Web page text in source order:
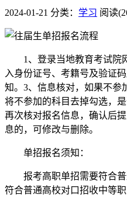
2024-01-21 分类： 学习 阅读
1、登录当地教育考试院
入身份证号、考籍号及验证
知。3、信息核对，如果不参
将不参加的科目去掉勾选，
再次核对报名信息，确认后
息的，可修改与删除。
单招报名须知：
报考高职单招需要符合普
符合普通高校对口招收中等